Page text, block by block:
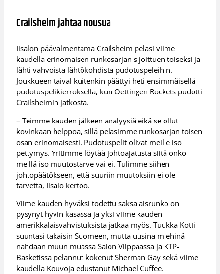
Crailsheim jahtaa nousua
Iisalon päävalmentama Crailsheim pelasi viime
kaudella erinomaisen runkosarjan sijoittuen toiseksi ja
lähti vahvoista lähtökohdista pudotuspeleihin.
Joukkueen taival kuitenkin päättyi heti ensimmäisellä
pudotuspelikierroksella, kun Oettingen Rockets pudotti
Crailsheimin jatkosta.
– Teimme kauden jälkeen analyysiä eikä se ollut
kovinkaan helppoa, sillä pelasimme runkosarjan toisen
osan erinomaisesti. Pudotuspelit olivat meille iso
pettymys. Yritimme löytää johtoajatusta siitä onko
meillä iso muutostarve vai ei. Tulimme siihen
johtopäätökseen, että suuriin muutoksiin ei ole
tarvetta, Iisalo kertoo.
Viime kauden hyväksi todettu saksalaisrunko on
pysynyt hyvin kasassa ja yksi viime kauden
amerikkalaisvahvistuksista jatkaa myös. Tuukka Kotti
suuntasi takaisin Suomeen, mutta uusina miehinä
nähdään muun muassa Salon Vilppaassa ja KTP-
Basketissa pelannut kokenut Sherman Gay sekä viime
kaudella Kouvoja edustanut Michael Cuffee.